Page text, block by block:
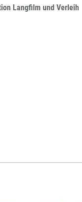
Langfilm und Verleih